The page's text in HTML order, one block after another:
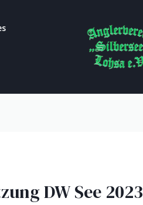
DW See 2023